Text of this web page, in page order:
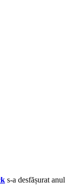
s-a desfășurat anul